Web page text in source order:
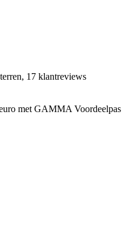
17 klantreviews
met GAMMA Voordeelpas